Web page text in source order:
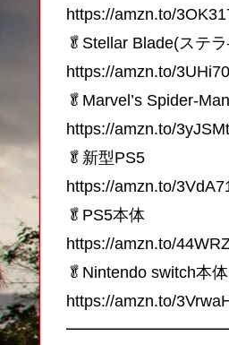
https://amzn.to/
🥬Stellar Blade(ステ
https://amzn.to/
🥬Marvel’s Spider-
https://amzn.to/
🥬新型PS5
https://amzn.to/
🥬PS5本体
https://amzn.to/
🥬Nintendo switch本体
https://amzn.to/